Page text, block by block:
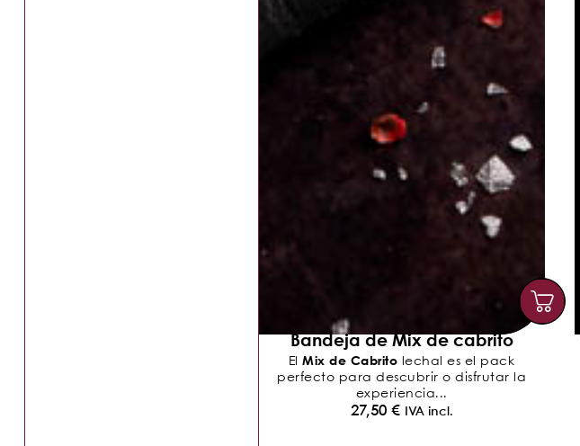
Bandeja de Mix de cabrito
ElMix de Cabrito lechal es el pack
perfecto para descubrir o disfrutar la
experiencia...
27,50 € IVA incl.